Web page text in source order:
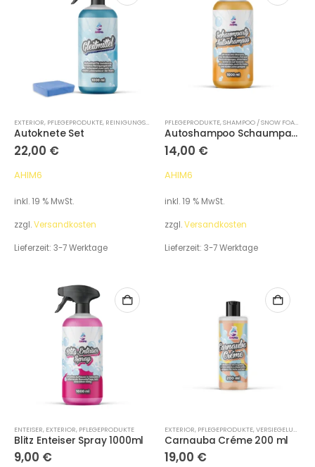
EXTERIOR, PFLEGEPRODUKTE, REINIGUNGSKNETE
Autoknete Set
22,00 €
AHIM6
inkl. 19 % MwSt.
zzgl.Versandkosten
Lieferzeit: 3-7 Werktage
PFLEGEPRODUKTE,SHAMPOO / SNOW FOAM
Autoshampoo Schaumparty
14,00 €
AHIM6
inkl. 19 % MwSt.
zzgl.Versandkosten
Lieferzeit: 3-7 Werktage
ENTEISER, EXTERIOR, PFLEGEPRODUKTE
Blitz Enteiser Spray 1000ml
9,00 €
EXTERIOR, PFLEGEPRODUKTE,VERSIEGELUNG / DETAILER
Carnauba Créme 200 ml
19,00 €